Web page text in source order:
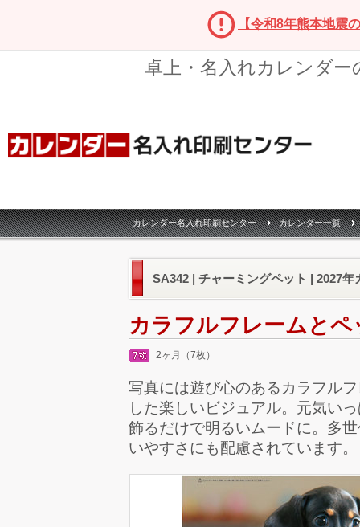
【令和8年熊本地震
卓上・名入れカレンダ
カレンダー名入れ印刷センター カレンダー一覧
SA342 | チャーミングペット | 2027年
カラフルフレームと
2ヶ月（7枚）
写真には遊び心のあるカラフル
した楽しいビジュアル。元気い
飾るだけで明るいムードに。多
いやすさにも配慮されています。